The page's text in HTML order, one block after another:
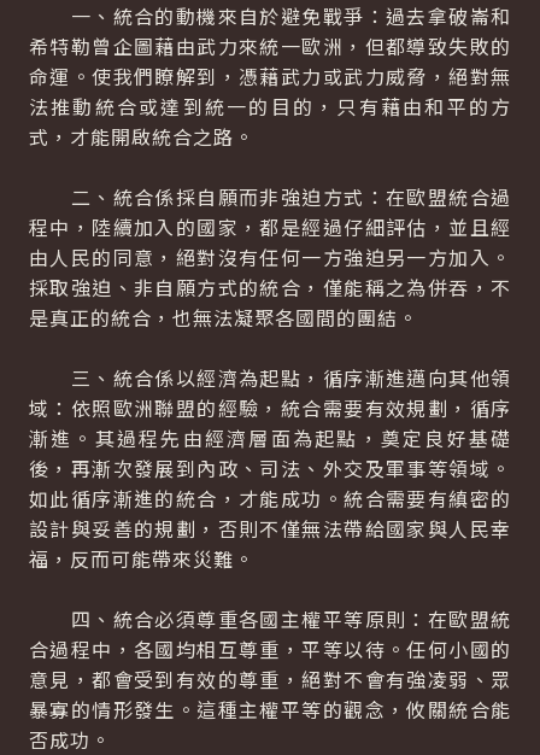
一、統合的動機來自於避免戰爭：過去拿破崙和
希特勒曾企圖藉由武力來統一歐洲，但都導致失敗的
命運。使我們瞭解到，憑藉武力或武力威脅，絕對無
法推動統合或達到統一的目的，只有藉由和平的方
式，才能開啟統合之路。
二、統合係採自願而非強迫方式：在歐盟統合過
程中，陸續加入的國家，都是經過仔細評估，並且經
由人民的同意，絕對沒有任何一方強迫另一方加入。
採取強迫、非自願方式的統合，僅能稱之為併吞，不
是真正的統合，也無法凝聚各國間的團結。
三、統合係以經濟為起點，循序漸進邁向其他領
域：依照歐洲聯盟的經驗，統合需要有效規劃，循序
漸進。其過程先由經濟層面為起點，奠定良好基礎
後，再漸次發展到內政、司法、外交及軍事等領域。
如此循序漸進的統合，才能成功。統合需要有縝密的
設計與妥善的規劃，否則不僅無法帶給國家與人民幸
福，反而可能帶來災難。
四、統合必須尊重各國主權平等原則：在歐盟統
合過程中，各國均相互尊重，平等以待。任何小國的
意見，都會受到有效的尊重，絕對不會有強凌弱、眾
暴寡的情形發生。這種主權平等的觀念，攸關統合能
否成功。